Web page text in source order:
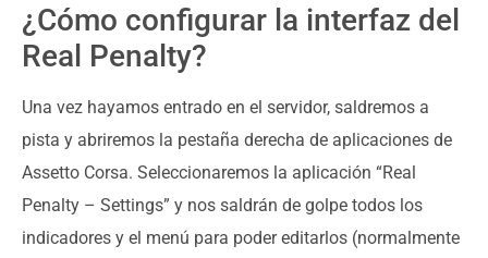
¿Cómo configurar la interfaz del
Real Penalty?
Una vez hayamos entrado en el servidor, saldremos a
pista y abriremos la pestaña derecha de aplicaciones de
Assetto Corsa. Seleccionaremos la aplicación “Real
Penalty – Settings” y nos saldrán de golpe todos los
indicadores y el menú para poder editarlos (normalmente